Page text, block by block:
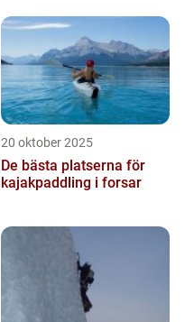
20 oktober 2025
De bästa platserna för
kajakpaddling i forsar